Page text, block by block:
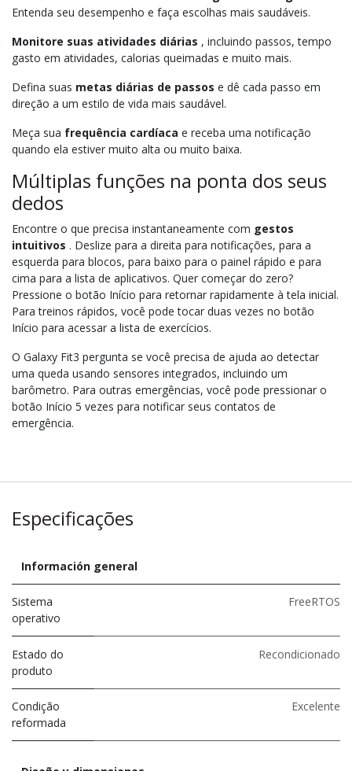
Entenda seu desempenho e faça escolhas mais saudáveis.
Monitore suas atividades diárias , incluindo passos, tempo
gasto em atividades, calorias queimadas e muito mais.
Defina suas metas diárias de passos e dê cada passo em
direção a um estilo de vida mais saudável.
Meça sua frequência cardíaca e receba uma notificação
quando ela estiver muito alta ou muito baixa.
Múltiplas funções na ponta dos seus
dedos
Encontre o que precisa instantaneamente com gestos
intuitivos . Deslize para a direita para notificações, para a
esquerda para blocos, para baixo para o painel rápido e para
cima para a lista de aplicativos. Quer começar do zero?
Pressione o botão Início para retornar rapidamente à tela inicial.
Para treinos rápidos, você pode tocar duas vezes no botão
Início para acessar a lista de exercícios.
O Galaxy Fit3 pergunta se você precisa de ajuda ao detectar
uma queda usando sensores integrados, incluindo um
barômetro. Para outras emergências, você pode pressionar o
botão Início 5 vezes para notificar seus contatos de
emergência.
Especificações
Información general
Sistema
operativo
FreeRTOS
Estado do
produto
Recondicionado
Condição
reformada
Excelente